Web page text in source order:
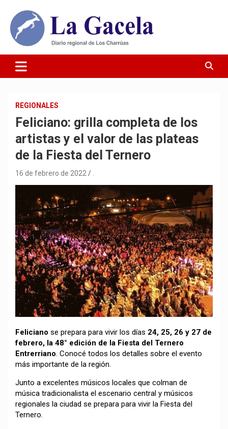
contenido
Diario La Gacela
REGIONALES
Feliciano: grilla completa de los
artistas y el valor de las plateas
de la Fiesta del Ternero
16 de febrero de 2022
Feliciano se prepara para vivir los días 24, 25, 26 y 27 de
febrero, la 48° edición de la Fiesta del Ternero
Entrerriano. Conocé todos los detalles sobre el evento
más importante de la región.
Junto a excelentes músicos locales que colman de
música tradicionalista el escenario central y músicos
regionales la ciudad se prepara para vivir la Fiesta del
Ternero.